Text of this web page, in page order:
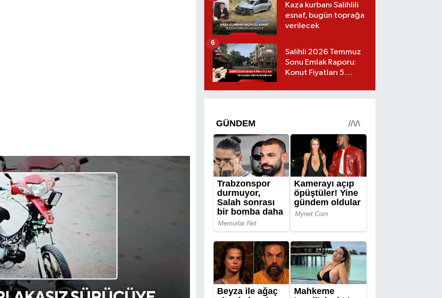
Kaza kurbanı Salihlili
esnaf, bugün toprağa
verilecek
Salihli 2026 Temmuz
Sonu Emlak Raporu:
Konut Fiyatları 5
6